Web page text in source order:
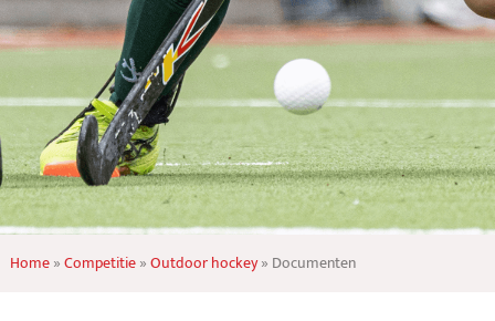
Home»Competitie»Outdoor hockey» Documenten